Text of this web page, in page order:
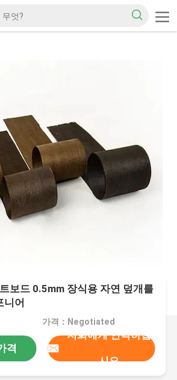
보드 0.5mm 장식용 자연 덮개를
니어
가격：Negotiated
격
저희에게 연락하십
시오